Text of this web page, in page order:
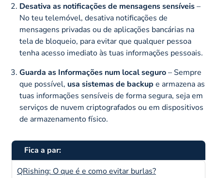
Desativa as notificações de mensagens sensíveis–
No teu telemóvel, desativa notificações de
mensagens privadas ou de aplicações bancárias na
tela de bloqueio, para evitar que qualquer pessoa
tenha acesso imediato às tuas informações pessoais.
Guarda as Informações num local seguro– Sempre
que possível, usa sistemas de backup e armazena as
tuas informações sensíveis de forma segura, seja em
serviços de nuvem criptografados ou em dispositivos
de armazenamento físico.
Fica a par:
QRishing: O que é e como evitar burlas?